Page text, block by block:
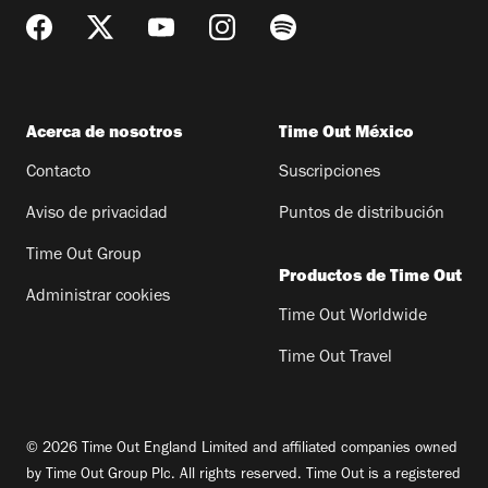
Acerca de nosotros
Contacto
Aviso de privacidad
Time Out Group
Administrar cookies
Time Out México
Suscripciones
Puntos de distribución
Productos de Time Out
Time Out Worldwide
Time Out Travel
© 2026 Time Out England Limited and affiliated companies owned
by Time Out Group Plc. All rights reserved. Time Out is a registered